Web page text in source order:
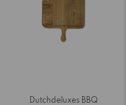
Dutchdeluxes BBQ